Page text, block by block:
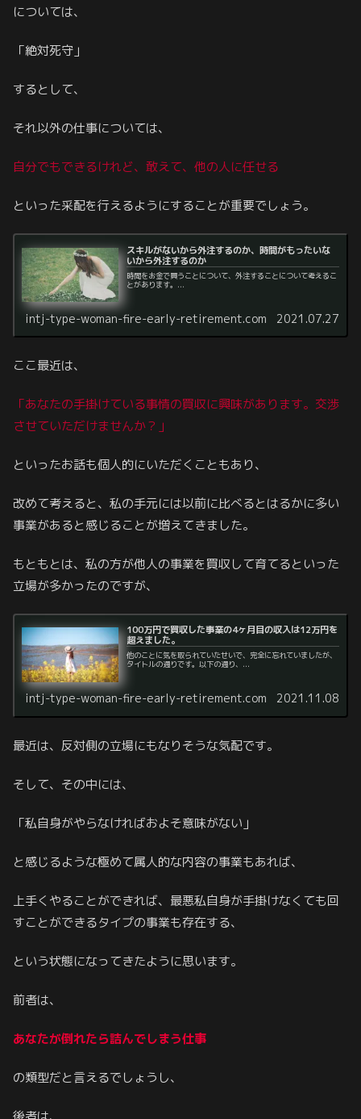
については、
「絶対死守」
するとして、
それ以外の仕事については、
自分でもできるけれど、敢えて、他の人に任せる
といった采配を行えるようにすることが重要でしょう。
スキルがないから外注するのか、時間がもったいな
いから外注するのか
時間をお金で買うことについて、外注することについて考えるこ
とがあります。...
intj-type-woman-fire-early-retirement.com 2021.07.27
ここ最近は、
「あなたの手掛けている事情の買収に興味があります。交渉
させていただけませんか？」
といったお話も個人的にいただくこともあり、
改めて考えると、私の手元には以前に比べるとはるかに多い
事業があると感じることが増えてきました。
もともとは、私の方が他人の事業を買収して育てるといった
立場が多かったのですが、
100万円で買収した事業の4ヶ月目の収入は12万円を
超えました。
他のことに気を取られていたせいで、完全に忘れていましたが、
タイトルの通りです。以下の通り、...
intj-type-woman-fire-early-retirement.com 2021.11.08
最近は、反対側の立場にもなりそうな気配です。
そして、その中には、
「私自身がやらなければおよそ意味がない」
と感じるような極めて属人的な内容の事業もあれば、
上手くやることができれば、最悪私自身が手掛けなくても回
すことができるタイプの事業も存在する、
という状態になってきたように思います。
前者は、
あなたが倒れたら詰んでしまう仕事
の類型だと言えるでしょうし、